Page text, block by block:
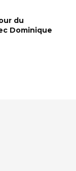
du
Dominique